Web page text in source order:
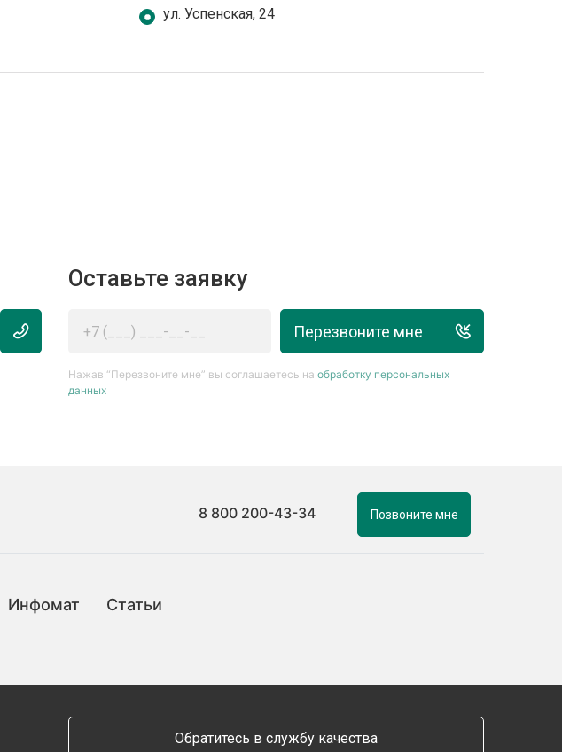
ул. Успенская, 24
Оставьте заявку
Перезвоните мне
Нажав “Перезвоните мне” вы соглашаетесь на обработку персональных
данных
8 800 200-43-34 Позвоните мне
Инфомат Статьи
Обратитесь в службу качества